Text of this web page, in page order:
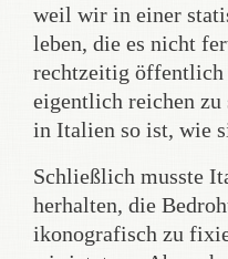
weil wir in einer
leben, die es nicht
rechtzeitig öffentlich
eigentlich reichen zu
in Italien so ist, wie
Schließlich musste
herhalten, die
ikonografisch zu